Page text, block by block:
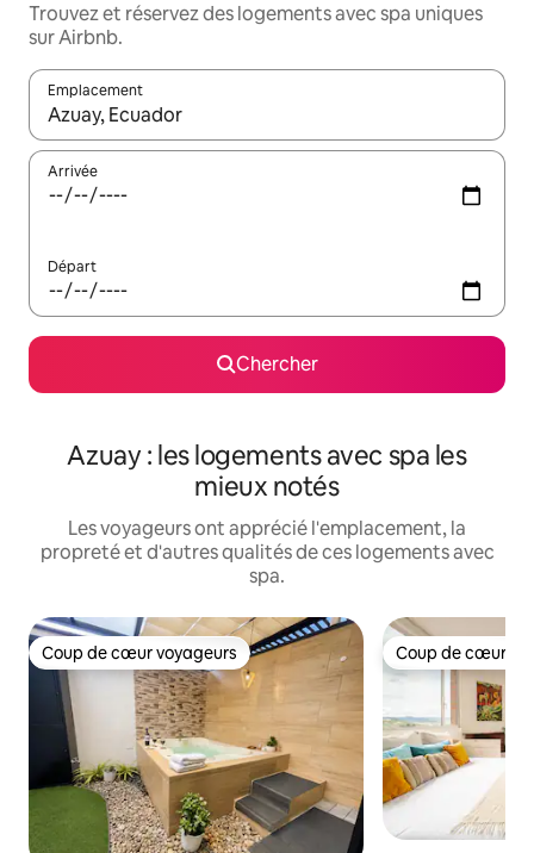
Trouvez et réservez des logements avec spa uniques
sur Airbnb.
Emplacement
Quand les résultats sont affichés, parcourez-les en utilisant
Arrivée
Départ
Chercher
Azuay : les logements avec spa les
mieux notés
Les voyageurs ont apprécié l'emplacement, la
propreté et d'autres qualités de ces logements avec
spa.
Coup de cœur voyageurs
Coup de cœur voyageurs Coup de cœur
Coup de cœur